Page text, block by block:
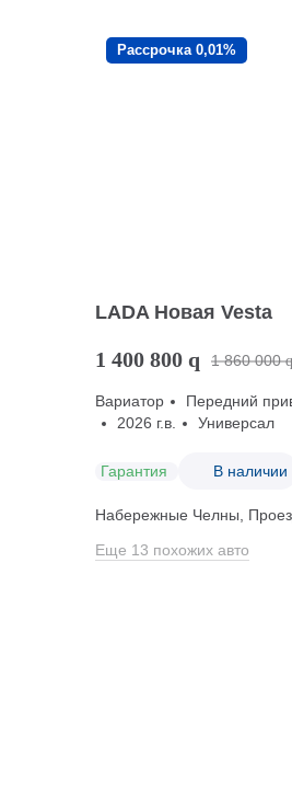
Рассрочка 0,01%
LADA Новая Vesta
1 400 800 q 1 860 000 q
Вариатор Передний
2026 г.в.
Универсал
Гарантия В наличии
Набережные Челны,
Еще 13 похожих авто